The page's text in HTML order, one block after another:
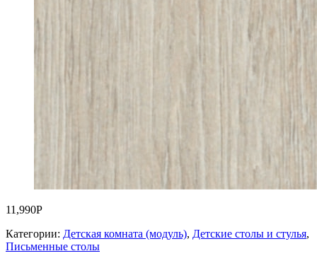
11,990Р
Категории: Детская комната (модуль), Детские столы и стулья,
Письменные столы